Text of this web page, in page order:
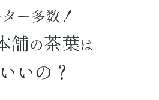
ー多数！
舗の茶葉は
いの？